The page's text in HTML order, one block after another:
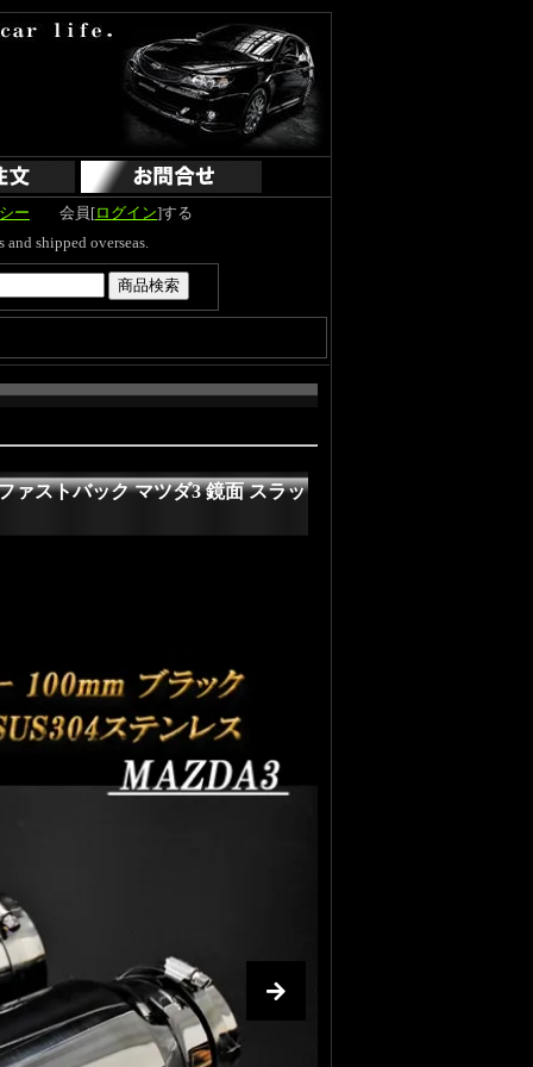
ー 会員[ログイン]する
shipped overseas.
ァストバック マツダ3 鏡面 スラッ